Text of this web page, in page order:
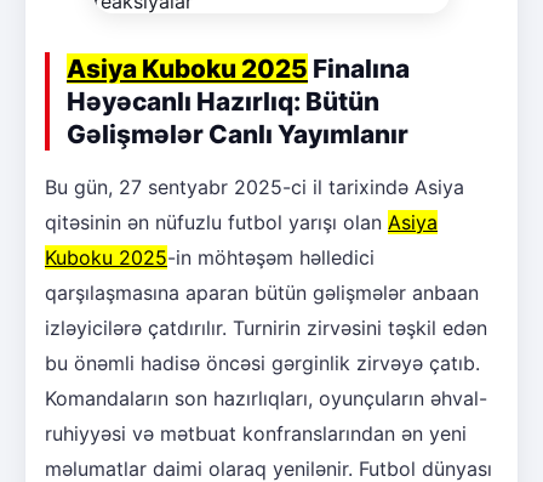
Asiya Kuboku 2025 Finalına
Həyəcanlı Hazırlıq: Bütün
Gəlişmələr Canlı Yayımlanır
Bu gün, 27 sentyabr 2025-ci il tarixində Asiya
qitəsinin ən nüfuzlu futbol yarışı olan Asiya
Kuboku 2025-in möhtəşəm həlledici
qarşılaşmasına aparan bütün gəlişmələr anbaan
izləyicilərə çatdırılır. Turnirin zirvəsini təşkil edən
bu önəmli hadisə öncəsi gərginlik zirvəyə çatıb.
Komandaların son hazırlıqları, oyunçuların əhval-
ruhiyyəsi və mətbuat konfranslarından ən yeni
məlumatlar daimi olaraq yenilənir. Futbol dünyası